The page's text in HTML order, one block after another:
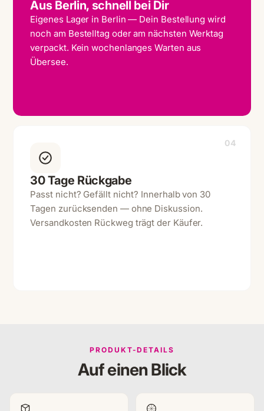
Aus Berlin, schnell bei Dir
Eigenes Lager in Berlin — Dein Bestellung wird
noch am Bestelltag oder am nächsten Werktag
verpackt. Kein wochenlanges Warten aus
Übersee.
04
30 Tage Rückgabe
Passt nicht? Gefällt nicht? Innerhalb von 30
Tagen zurücksenden — ohne Diskussion.
Versandkosten Rückweg trägt der Käufer.
PRODUKT-DETAILS
Auf einen Blick